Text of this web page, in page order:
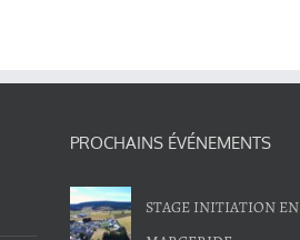
PROCHAINS ÉVÉNEMENTS
STAGE INITIATION EN